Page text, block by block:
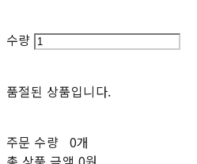
수량
품절된 상품입니다.
주문 수량 0개